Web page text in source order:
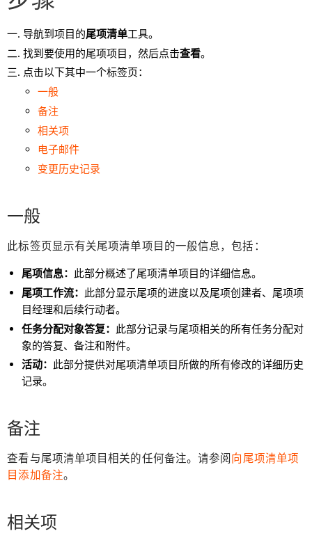
导航到项目的尾项清单工具。
找到要使用的尾项项目，然后点击查看。
点击以下其中一个标签页：
一般
备注
相关项
电子邮件
变更历史记录
一般
此标签页显示有关尾项清单项目的一般信息，包括：
尾项信息： 此部分概述了尾项清单项目的详细信息。
尾项工作流： 此部分显示尾项的进度以及尾项创建者、尾项项
目经理和后续行动者。
任务分配对象答复： 此部分记录与尾项相关的所有任务分配对
象的答复、备注和附件。
活动： 此部分提供对尾项清单项目所做的所有修改的详细历史
记录。
备注
查看与尾项清单项目相关的任何备注。请参阅 向尾项清单项
目添加备注。
相关项